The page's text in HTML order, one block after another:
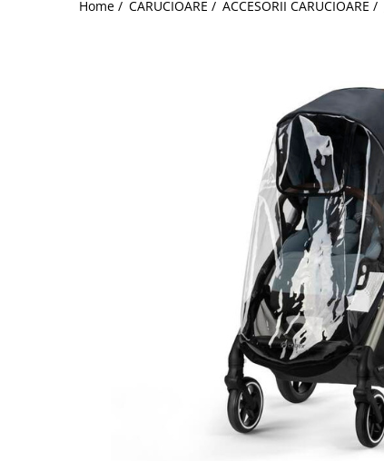
Jucarii de Sortare
Home / CARUCIOARE / ACCESORII CARUCIOARE /